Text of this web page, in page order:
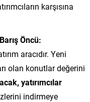
karşısına
Öncü:
aracıdır. Yeni
olan konutlar değerini
yatırımcılar
indirmeye